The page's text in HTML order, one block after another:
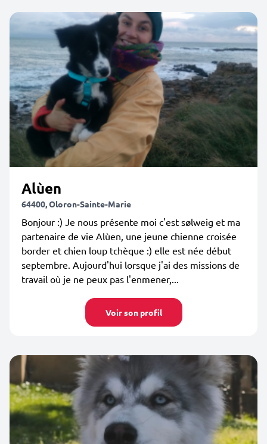
Alùen
64400, Oloron-Sainte-Marie
Bonjour :) Je nous présente moi c'est sølweig et ma
partenaire de vie Alùen, une jeune chienne croisée
border et chien loup tchèque :) elle est née début
septembre. Aujourd'hui lorsque j'ai des missions de
travail où je ne peux pas l'enmener,...
Voir son profil